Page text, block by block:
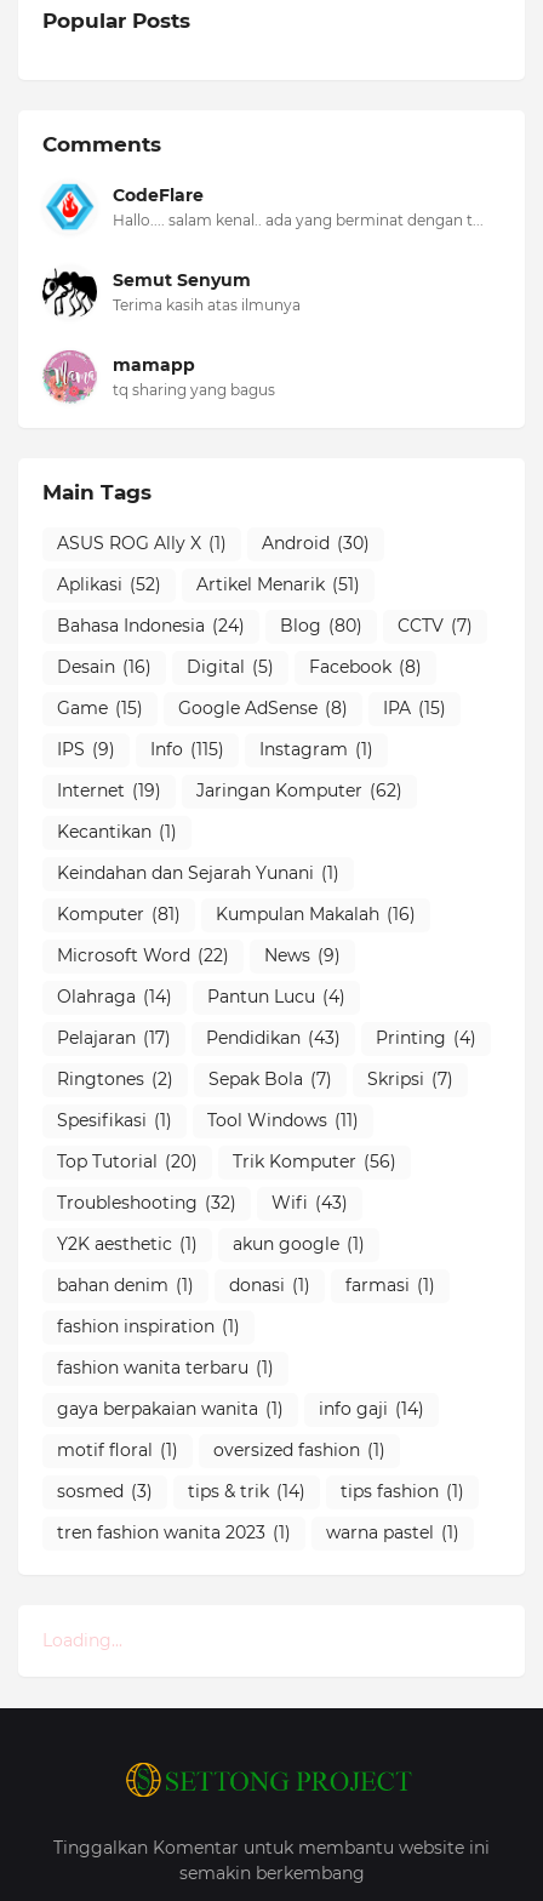
Popular Posts
Comments
CodeFlare
Hallo.... salam kenal.. ada yang berminat dengan t...
Semut Senyum
Terima kasih atas ilmunya
mamapp
tq sharing yang bagus
Main Tags
ASUS ROG Ally X (1) Android (30)
Aplikasi (52) Artikel Menarik (51)
Bahasa Indonesia (24) Blog (80) CCTV (7)
Desain (16) Digital (5) Facebook (8)
Game (15) Google AdSense (8) IPA (15)
IPS (9) Info (115) Instagram (1)
Internet (19) Jaringan Komputer (62)
Kecantikan (1)
Keindahan dan Sejarah Yunani (1)
Komputer (81) Kumpulan Makalah (16)
Microsoft Word (22) News (9)
Olahraga (14) Pantun Lucu (4)
Pelajaran (17) Pendidikan (43) Printing (4)
Ringtones (2) Sepak Bola (7) Skripsi (7)
Spesifikasi (1) Tool Windows (11)
Top Tutorial (20) Trik Komputer (56)
Troubleshooting (32) Wifi (43)
Y2K aesthetic (1) akun google (1)
bahan denim (1) donasi (1) farmasi (1)
fashion inspiration (1)
fashion wanita terbaru (1)
gaya berpakaian wanita (1) info gaji (14)
motif floral (1) oversized fashion (1)
sosmed (3) tips & trik (14) tips fashion (1)
tren fashion wanita 2023 (1) warna pastel (1)
Loading...
Tinggalkan Komentar untuk membantu website ini
semakin berkembang